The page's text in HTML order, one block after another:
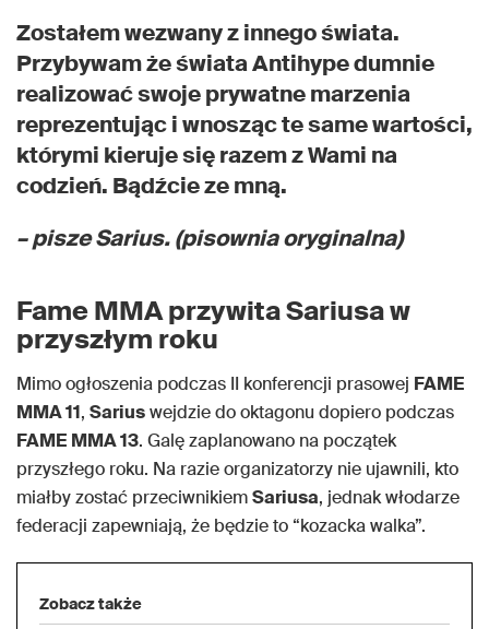
Zostałem wezwany z innego świata.
Przybywam że świata Antihype dumnie
realizować swoje prywatne marzenia
reprezentując i wnosząc te same wartości,
którymi kieruje się razem z Wami na
codzień. Bądźcie ze mną.
– pisze Sarius. (pisownia oryginalna)
Fame MMA przywita Sariusa w
przyszłym roku
Mimo ogłoszenia podczas II konferencji prasowej FAME
MMA 11, Sariuswejdzie do oktagonu dopiero podczas
FAME MMA 13. Galę zaplanowano na początek
przyszłego roku. Na razie organizatorzy nie ujawnili, kto
miałby zostać przeciwnikiemSariusa, jednak włodarze
federacji zapewniają, że będzie to “kozacka walka”.
Zobacz także